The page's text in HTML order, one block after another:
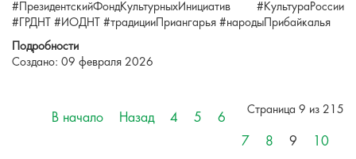
#ПрезидентскийФондКультурныхИнициатив #КультураРоссии
#ГРДНТ #ИОДНТ #традицииПриангарья #народыПрибайкалья
Подробности
Создано: 09 февраля 2026
Страница 9 из 215
В начало Назад 4 5
6
7
8 9 10